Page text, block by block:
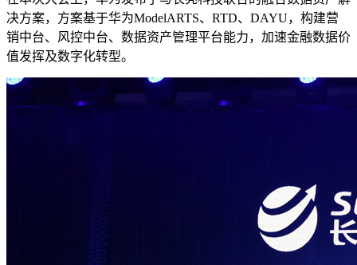
决方案，方案基于华为ModelARTS、RTD、DAYU，构建营
销中台、风控中台、数据资产管理平台能力，加速金融数据价
值发挥及数字化转型。